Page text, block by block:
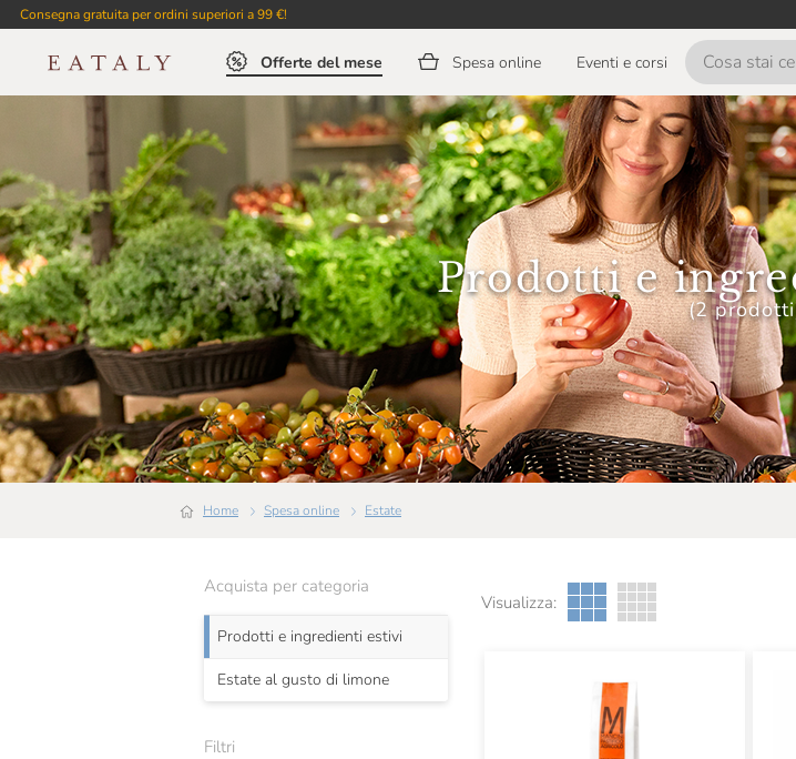
Consegna gratuita per ordini superiori a 99 €!
Offerte del mese Spesa online Eventi e corsi
Prodotti e
(2
Home Spesa online Estate
Acquista per categoria
Prodotti e ingredienti estivi
Estate al gusto di limone
Filtri
Visualizza: